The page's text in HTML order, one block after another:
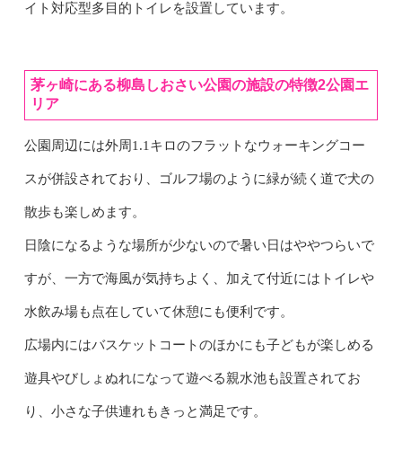
イト対応型多目的トイレを設置しています。
茅ヶ崎にある柳島しおさい公園の施設の特徴2公園エ
リア
公園周辺には外周1.1キロのフラットなウォーキングコー
スが併設されており、ゴルフ場のように緑が続く道で犬の
散歩も楽しめます。
日陰になるような場所が少ないので暑い日はややつらいで
すが、一方で海風が気持ちよく、加えて付近にはトイレや
水飲み場も点在していて休憩にも便利です。
広場内にはバスケットコートのほかにも子どもが楽しめる
遊具やびしょぬれになって遊べる親水池も設置されてお
り、小さな子供連れもきっと満足です。